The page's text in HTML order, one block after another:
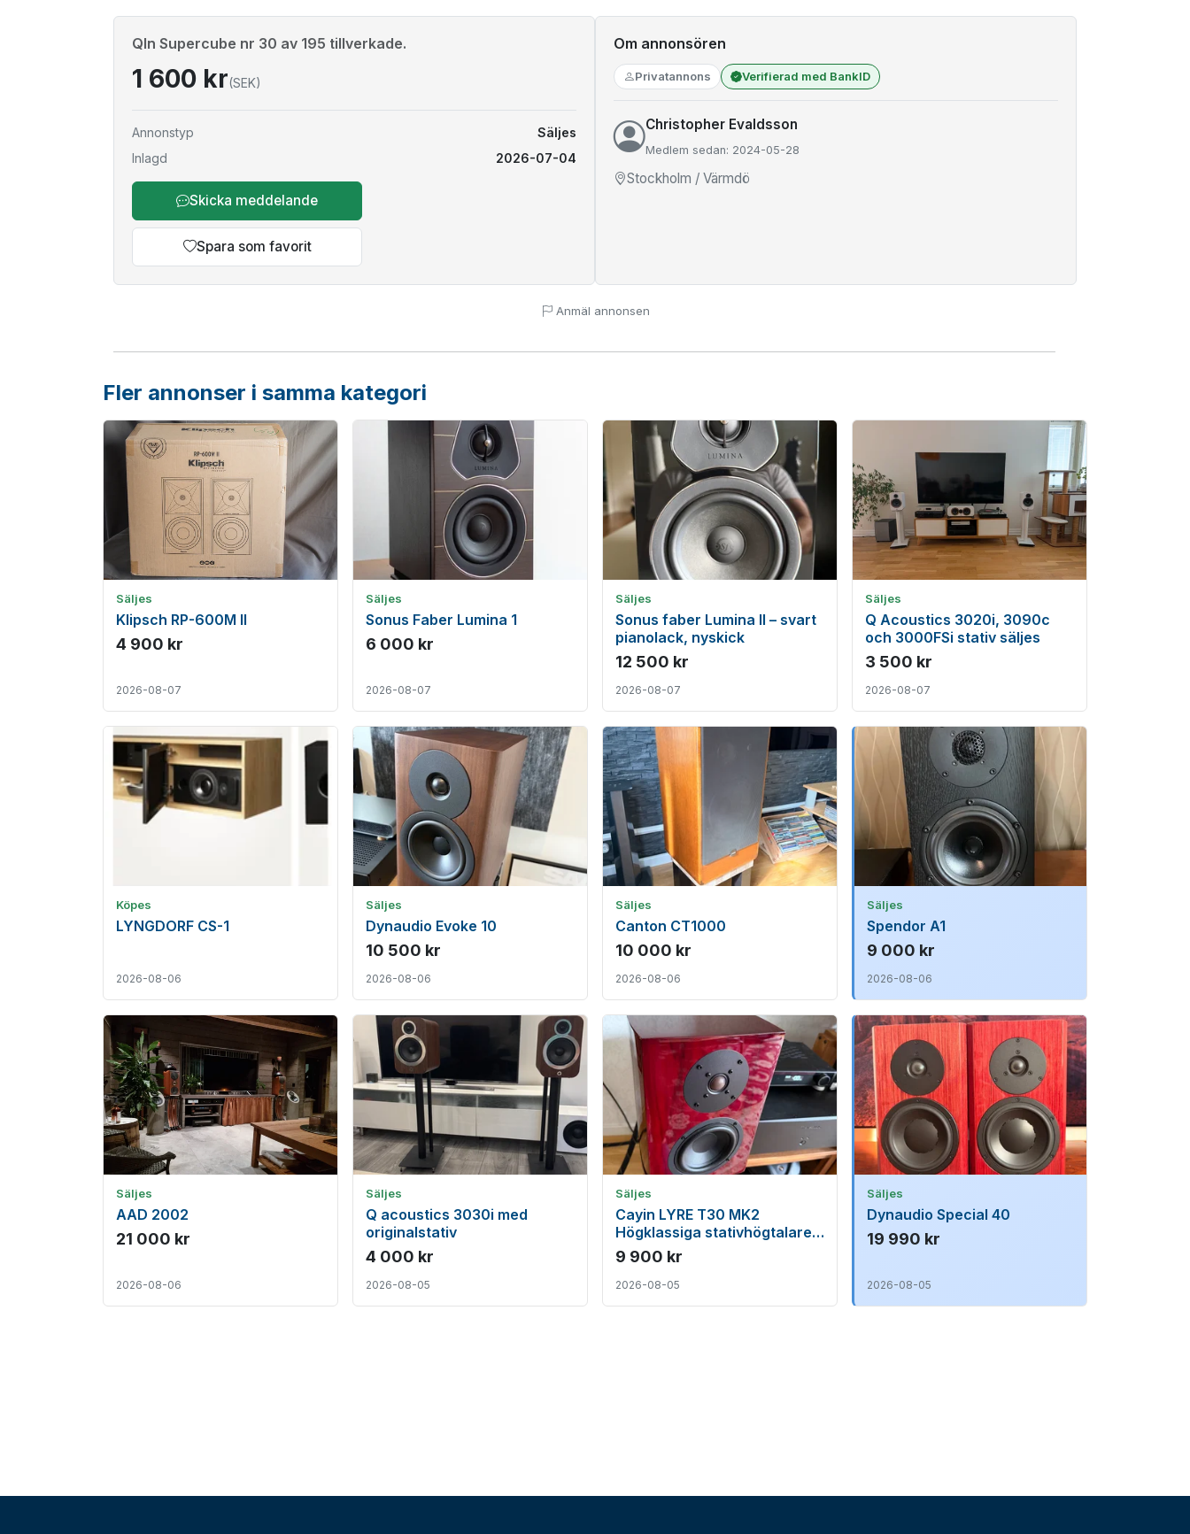
Qln Supercube nr 30 av 195 tillverkade.
1 600 kr(SEK)
Annonstyp
Säljes
Inlagd
2026-07-04
Skicka meddelande
Spara som favorit
Om annonsören
Privatannons Verifierad med BankID
Christopher Evaldsson
Medlem sedan: 2024-05-28
Stockholm / Värmdö
Anmäl annonsen
Fler annonser i samma kategori
Säljes
Klipsch RP-600M II
4 900 kr
2026-08-07
Säljes
Sonus Faber Lumina 1
6 000 kr
2026-08-07
Säljes
Sonus faber Lumina II – svart
pianolack, nyskick
12 500 kr
2026-08-07
Säljes
Q Acoustics 3020i, 3090c
och 3000FSi stativ säljes
3 500 kr
2026-08-07
Köpes
LYNGDORF CS-1
2026-08-06
Säljes
Dynaudio Evoke 10
10 500 kr
2026-08-06
Säljes
Canton CT1000
10 000 kr
2026-08-06
Säljes
Spendor A1
9 000 kr
2026-08-06
Säljes
AAD 2002
21 000 kr
2026-08-06
Säljes
Q acoustics 3030i med
originalstativ
4 000 kr
2026-08-05
Säljes
Cayin LYRE T30 MK2
Högklassiga stativhögtalare i
toppskick, 8 Ohm
9 900 kr
2026-08-05
Säljes
Dynaudio Special 40
19 990 kr
2026-08-05